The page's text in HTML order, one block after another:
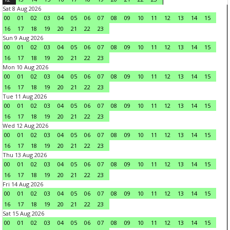
Sat 8 Aug 2026
00
01 02 03 04 05 06 07 08 09 10 11 12 13 14
15
16
17 18 19 20 21 22
23
Sun 9 Aug 2026
00
01 02 03 04 05 06 07 08 09 10 11 12 13 14
15
16
17 18 19 20 21 22
23
Mon 10 Aug 2026
00
01 02 03 04 05 06 07 08 09 10 11 12 13 14
15
16
17 18 19 20 21 22
23
Tue 11 Aug 2026
00
01 02 03 04 05 06 07 08 09 10 11 12 13 14
15
16
17 18 19 20 21 22
23
Wed 12 Aug 2026
00
01 02 03 04 05 06 07 08 09 10 11 12 13 14
15
16
17 18 19 20 21 22
23
Thu 13 Aug 2026
00
01 02 03 04 05 06 07 08 09 10 11 12 13 14
15
16
17 18 19 20 21 22
23
Fri 14 Aug 2026
00
01 02 03 04 05 06 07 08 09 10 11 12 13 14
15
16
17 18 19 20 21 22
23
Sat 15 Aug 2026
00
01 02 03 04 05 06 07 08 09 10 11 12 13 14
15